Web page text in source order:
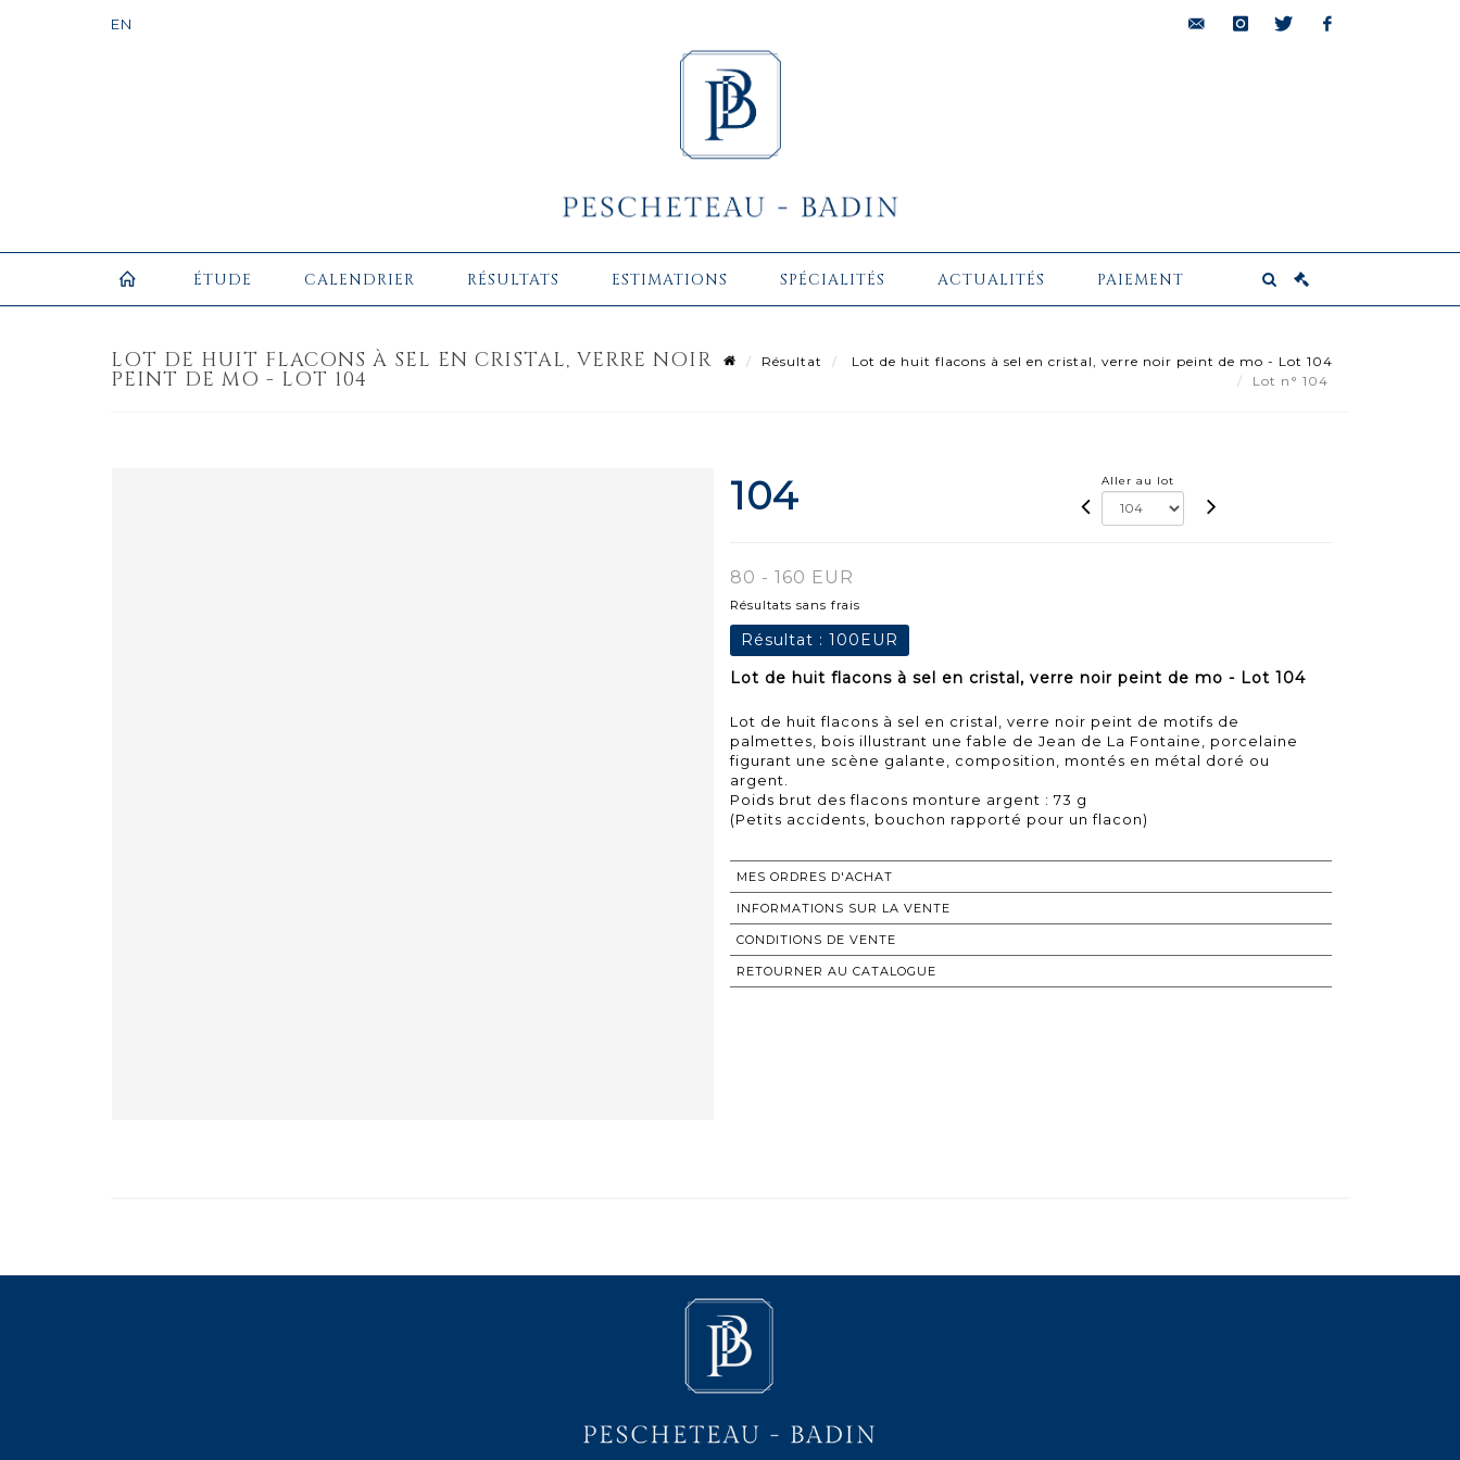
ÉTUDE CALENDRIER RÉSULTATS ESTIMATIONS SPÉCIALITÉS ACTUALITÉS PAIEMENT
LOT DE HUIT FLACONS À SEL EN CRISTAL, VERRE NOIR
PEINT DE MO - LOT 104
Résultat
Lot de huit flacons à sel en cristal, verre noir peint de mo - Lot 104
Lot n° 104
104 Aller au lot
80 - 160 EUR
Résultats sans frais
Résultat : 100EUR
Lot de huit flacons à sel en cristal, verre noir peint de mo - Lot 104
Lot de huit flacons à sel en cristal, verre noir peint de motifs de
palmettes, bois illustrant une fable de Jean de La Fontaine, porcelaine
figurant une scène galante, composition, montés en métal doré ou
argent.
Poids brut des flacons monture argent : 73 g
MES ORDRES D'ACHAT
INFORMATIONS SUR LA VENTE
CONDITIONS DE VENTE
RETOURNER AU CATALOGUE